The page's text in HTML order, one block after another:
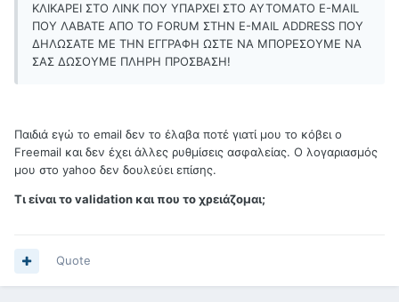
ΚΛΙΚΑΡΕΙ ΣΤΟ ΛΙΝΚ ΠΟΥ ΥΠΑΡΧΕΙ ΣΤΟ ΑΥΤΟΜΑΤΟ E-MAIL
ΠΟΥ ΛΑΒΑΤΕ ΑΠΟ ΤΟ FORUM ΣΤΗΝ E-MAIL ADDRESS ΠΟΥ
ΔΗΛΩΣΑΤΕ ΜΕ ΤΗΝ ΕΓΓΡΑΦΗ ΩΣΤΕ ΝΑ ΜΠΟΡΕΣΟΥΜΕ ΝΑ
ΣΑΣ ΔΩΣΟΥΜΕ ΠΛΗΡΗ ΠΡΟΣΒΑΣΗ!
Παιδιά εγώ το email δεν το έλαβα ποτέ γιατί μου το κόβει ο
Freemail και δεν έχει άλλες ρυθμίσεις ασφαλείας. Ο λογαριασμός
μου στο yahoo δεν δουλεύει επίσης.
Τι είναι το validation και που το χρειάζομαι;
Quote